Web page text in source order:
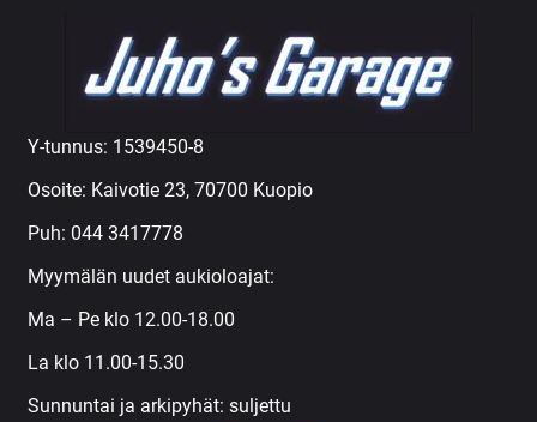
Y-tunnus: 1539450-8
Osoite: Kaivotie 23, 70700 Kuopio
Puh: 044 3417778
Myymälän uudet aukioloajat:
Ma – Pe klo 12.00-18.00
La klo 11.00-15.30
Sunnuntai ja arkipyhät: suljettu